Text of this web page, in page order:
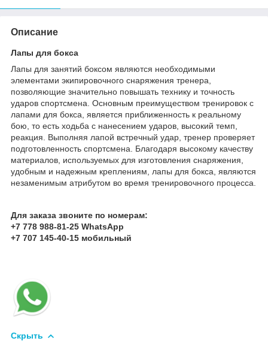
Описание
Лапы для бокса
Лапы для занятий боксом являются необходимыми
элементами экипировочного снаряжения тренера,
позволяющие значительно повышать технику и точность
ударов спортсмена. Основным преимуществом тренировок с
лапами для бокса, является приближенность к реальному
бою, то есть ходьба с нанесением ударов, высокий темп,
реакция. Выполняя лапой встречный удар, тренер проверяет
подготовленность спортсмена. Благодаря высокому качеству
материалов, используемых для изготовления снаряжения,
удобным и надежным креплениям, лапы для бокса, являются
незаменимым атрибутом во время тренировочного процесса.
Для заказа звоните по номерам:
+7 778 988-81-25 WhatsApp
+7 707 145-40-15 мобильный
Скрыть